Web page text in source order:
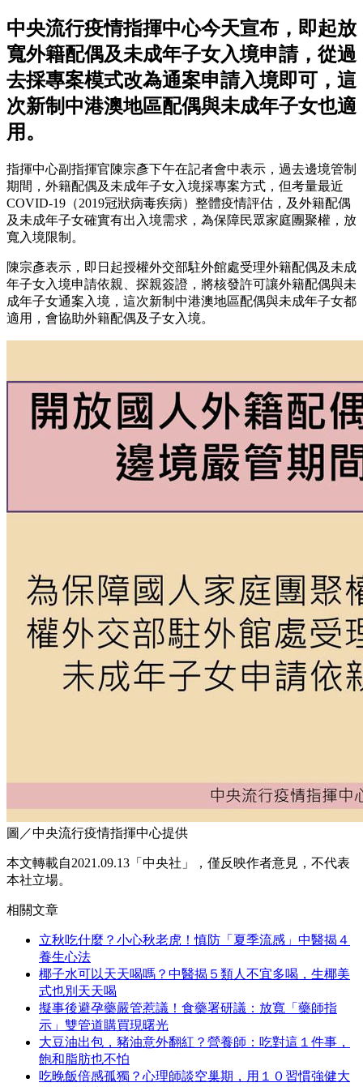
中央流行疫情指揮中心今天宣布，即起放
寬外籍配偶及未成年子女入境申請，從過
去採專案模式改為通案申請入境即可，這
次新制中港澳地區配偶與未成年子女也適
用。
指揮中心副指揮官陳宗彥下午在記者會中表示，過去邊境管制
期間，外籍配偶及未成年子女入境採專案方式，但考量最近
COVID-19（2019冠狀病毒疾病）整體疫情評估，及外籍配偶
及未成年子女確實有出入境需求，為保障民眾家庭團聚權，放
寬入境限制。
陳宗彥表示，即日起授權外交部駐外館處受理外籍配偶及未成
年子女入境申請依親、探親簽證，將核發許可讓外籍配偶與未
成年子女通案入境，這次新制中港澳地區配偶與未成年子女都
適用，會協助外籍配偶及子女入境。
圖／中央流行疫情指揮中心提供
本文轉載自2021.09.13 「中央社」， 僅反映作者意見，不代表
本社立場。
相關文章
立秋吃什麼？小心秋老虎！慎防「夏季流感」中醫揭４
養生心法
椰子水可以天天喝嗎？中醫揭５類人不宜多喝，生椰美
式也別天天喝
擬事後避孕藥嚴管惹議！食藥署研議：放寬「藥師指
示」雙管道購買現曙光
大豆油出包，豬油意外翻紅？營養師：吃對這１件事，
飽和脂肪也不怕
吃晚飯倍感孤獨？心理師談空巢期，用１０習慣強健大